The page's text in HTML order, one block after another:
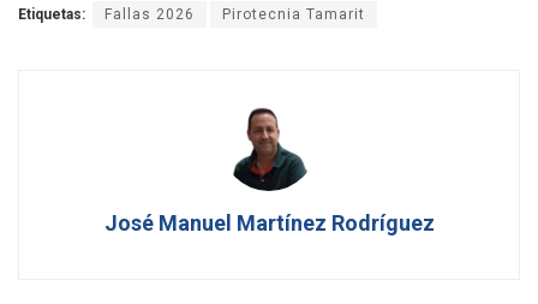
Etiquetas: Fallas 2026 Pirotecnia Tamarit
José Manuel Martínez Rodríguez